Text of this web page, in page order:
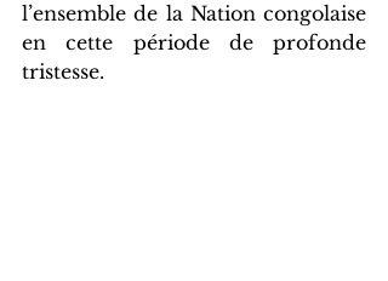
l’ensemble de la Nation congolaise
en cette période de profonde
tristesse.